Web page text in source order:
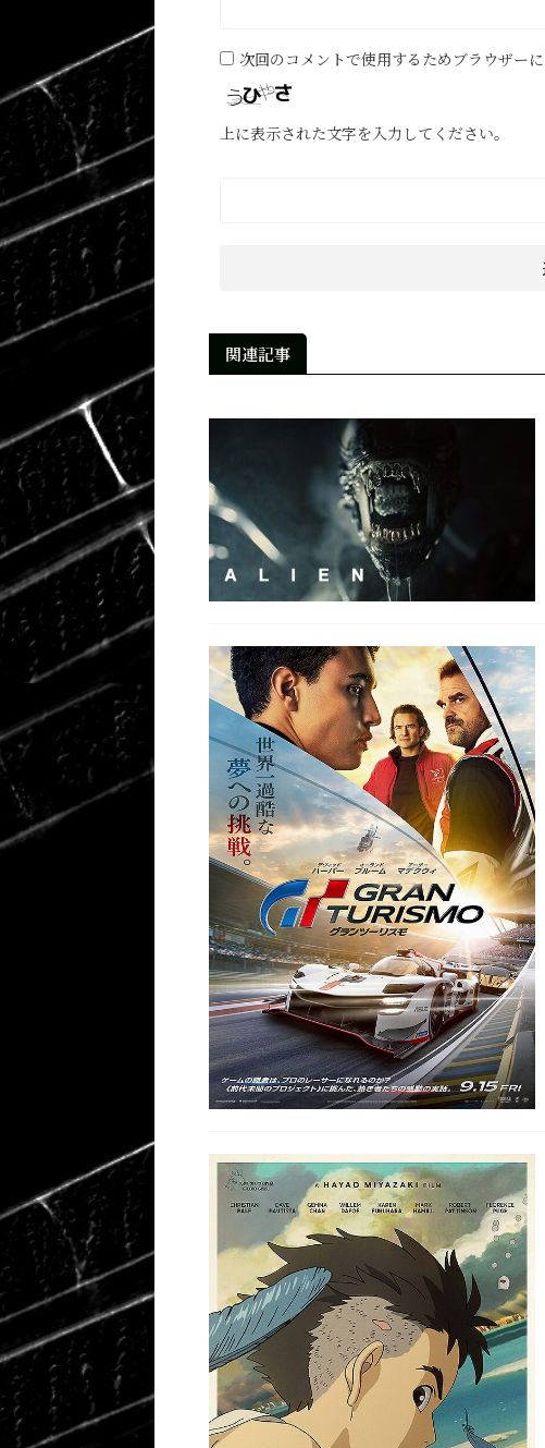
次回のコメントで使用するためブラウザー
上に表示された文字を入力してください。
関連記事